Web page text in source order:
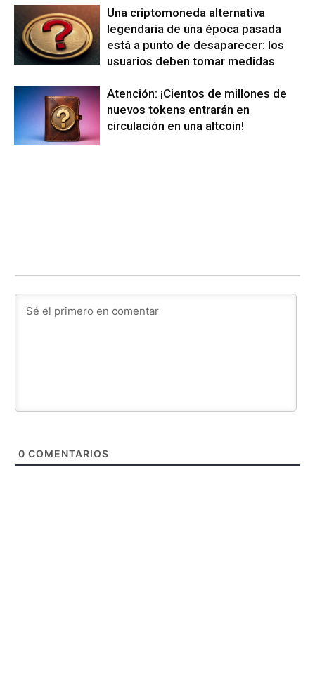
Una criptomoneda alternativa
legendaria de una época pasada
está a punto de desaparecer: los
usuarios deben tomar medidas
Atención: ¡Cientos de millones de
nuevos tokens entrarán en
circulación en una altcoin!
0 COMENTARIOS